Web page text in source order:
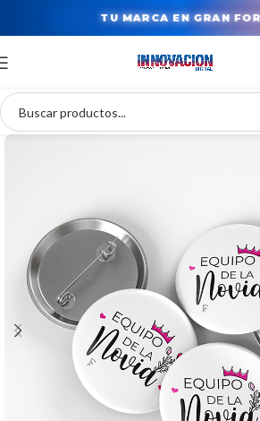
TU MARCA EN GRAN